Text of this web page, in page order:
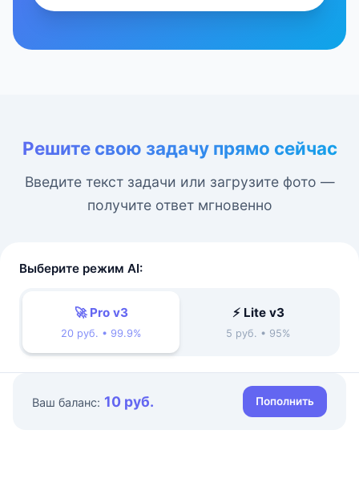
Решите свою задачу прямо сейчас
Введите текст задачи или загрузите фото —
получите ответ мгновенно
Выберите режим AI:
🚀 Pro v3
20 руб. • 99.9%
⚡ Lite v3
5 руб. • 95%
Ваш баланс: 10 руб. Пополнить